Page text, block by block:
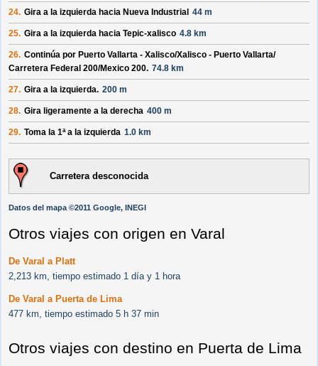
24. Gira a la izquierda hacia Nueva Industrial 44 m
25. Gira a la izquierda hacia Tepic-xalisco 4.8 km
26. Continúa por Puerto Vallarta - Xalisco/Xalisco - Puerto Vallarta/
Carretera Federal 200/Mexico 200. 74.8 km
27. Gira a la izquierda. 200 m
28. Gira ligeramente a la derecha 400 m
29. Toma la 1ª a la izquierda 1.0 km
Carretera desconocida
Datos del mapa ©2011 Google, INEGI
Otros viajes con origen en Varal
De Varal a Platt
2,213 km, tiempo estimado 1 día y 1 hora
De Varal a Puerta de Lima
477 km, tiempo estimado 5 h 37 min
Otros viajes con destino en Puerta de Lima